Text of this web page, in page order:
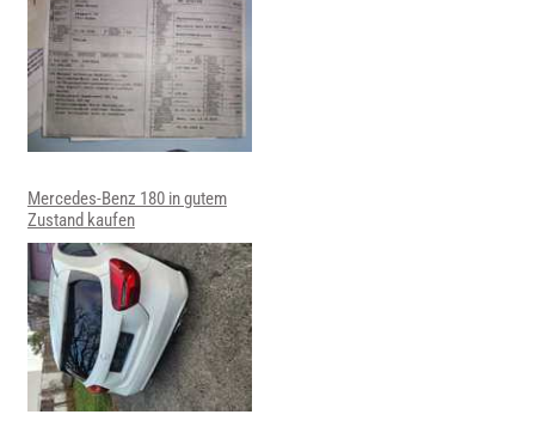
Mercedes-Benz 180 in gutem
Zustand kaufen